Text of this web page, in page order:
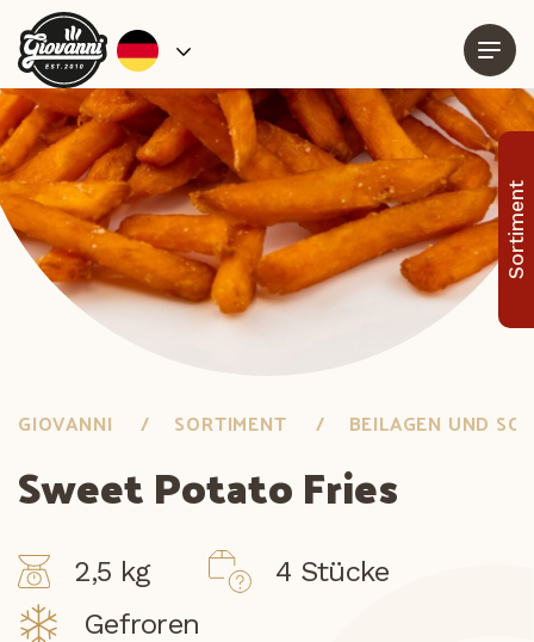
Sortiment
GIOVANNI SORTIMENT BEILAGEN UND
Sweet Potato Fries
2,5 kg
4 Stücke
Gefroren